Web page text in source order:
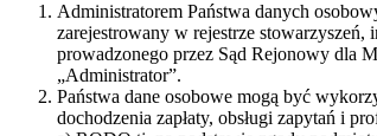
Administratorem Państwa danych
zarejestrowany w rejestrze
prowadzonego przez Sąd Rejonowy dla
„Administrator”.
Państwa dane osobowe mogą być
dochodzenia zapłaty, obsługi zapytań i